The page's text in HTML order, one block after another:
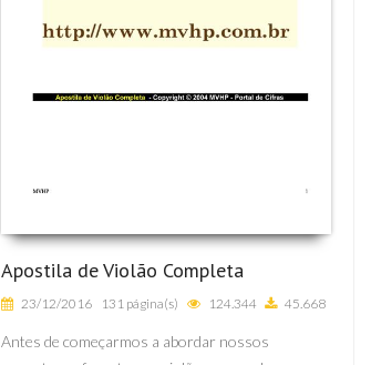
Apostila de Violão Completa
23/12/2016 131 página(s) 124.344 45.668
Antes de começarmos a abordar nossos